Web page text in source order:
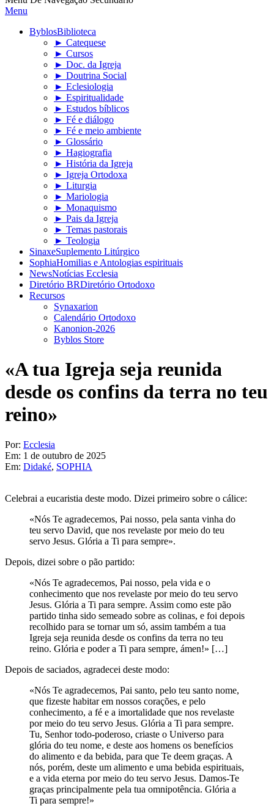
Menu
ByblosBiblioteca
► Catequese
► Cursos
► Doc. da Igreja
► Doutrina Social
► Eclesiologia
► Espiritualidade
► Estudos bíblicos
► Fé e diálogo
► Fé e meio ambiente
► Glossário
► Hagiografia
► História da Igreja
► Igreja Ortodoxa
► Liturgia
► Mariologia
► Monaquismo
► Pais da Igreja
► Temas pastorais
► Teologia
SinaxeSuplemento Litúrgico
SophiaHomilias e Antologias espirituais
NewsNotícias Ecclesia
Diretório BRDiretório Ortodoxo
Recursos
Synaxarion
Calendário Ortodoxo
Kanonion-2026
Byblos Store
«A tua Igreja seja reunida
desde os confins da terra no teu
reino»
Por: Ecclesia
Em: 1 de outubro de 2025
Em: Didaké, SOPHIA
Celebrai a eucaristia deste modo. Dizei primeiro sobre o cálice:
«Nós Te agradecemos, Pai nosso, pela santa vinha do
teu servo David, que nos revelaste por meio do teu
servo Jesus. Glória a Ti para sempre».
Depois, dizei sobre o pão partido:
«Nós Te agradecemos, Pai nosso, pela vida e o
conhecimento que nos revelaste por meio do teu servo
Jesus. Glória a Ti para sempre. Assim como este pão
partido tinha sido semeado sobre as colinas, e foi depois
recolhido para se tornar um só, assim também a tua
Igreja seja reunida desde os confins da terra no teu
reino. Glória e poder a Ti para sempre, ámen!» […]
Depois de saciados, agradecei deste modo:
«Nós Te agradecemos, Pai santo, pelo teu santo nome,
que fizeste habitar em nossos corações, e pelo
conhecimento, a fé e a imortalidade que nos revelaste
por meio do teu servo Jesus. Glória a Ti para sempre.
Tu, Senhor todo-poderoso, criaste o Universo para
glória do teu nome, e deste aos homens os benefícios
do alimento e da bebida, para que Te deem graças. A
nós, porém, deste um alimento e uma bebida espirituais,
e a vida eterna por meio do teu servo Jesus. Damos-Te
graças principalmente pela tua omnipotência. Glória a
Ti para sempre!»